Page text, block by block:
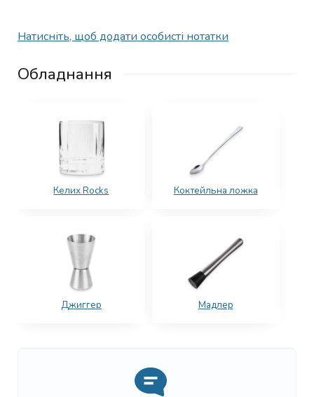
Натисніть, щоб додати особисті нотатки
Обладнання
Келих Rocks Коктейльна ложка
Джиггер Мадлер